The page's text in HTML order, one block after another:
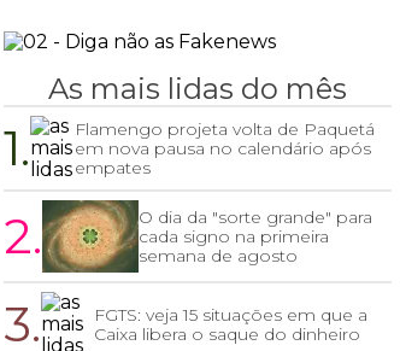
As mais lidas do mês
1.
Flamengo projeta volta de Paquetá
em nova pausa no calendário após
empates
2.
O dia da "sorte grande" para
cada signo na primeira
semana de agosto
3.
FGTS: veja 15 situações em que a
Caixa libera o saque do dinheiro